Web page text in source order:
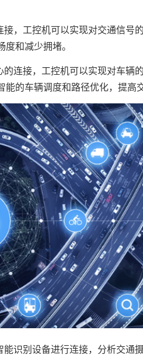
，工控机可以实现对交通信号
和减少拥堵。
连接，工控机可以实现对车辆
的车辆调度和路径优化，提高
识别设备进行连接，分析交通